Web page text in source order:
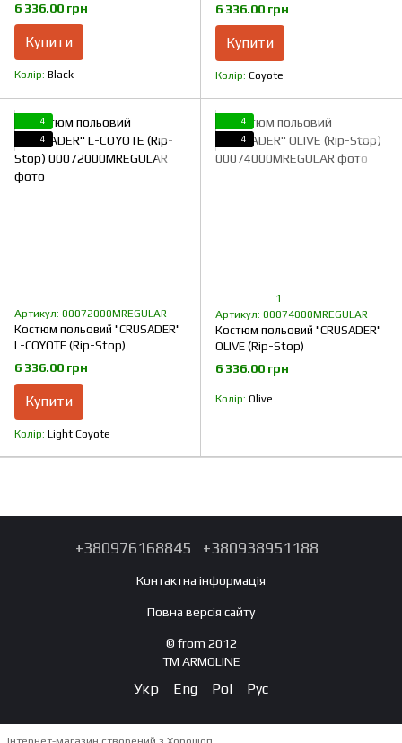
6 336.00 грн
Купити
Колір Black
6 336.00 грн
Купити
Колір Coyote
4
4
Артикул: 00072000MREGULAR
Костюм польовий "CRUSADER"
L-COYOTE (Rip-Stop)
6 336.00 грн
Купити
Колір Light Coyote
4
4
1
Артикул: 00074000MREGULAR
Костюм польовий "CRUSADER"
OLIVE (Rip-Stop)
6 336.00 грн
Колір Olive
+380976168845 +380938951188
Контактна інформація
Повна версія сайту
© from 2012
TM ARMOLINE
Укр Eng Pol Рус